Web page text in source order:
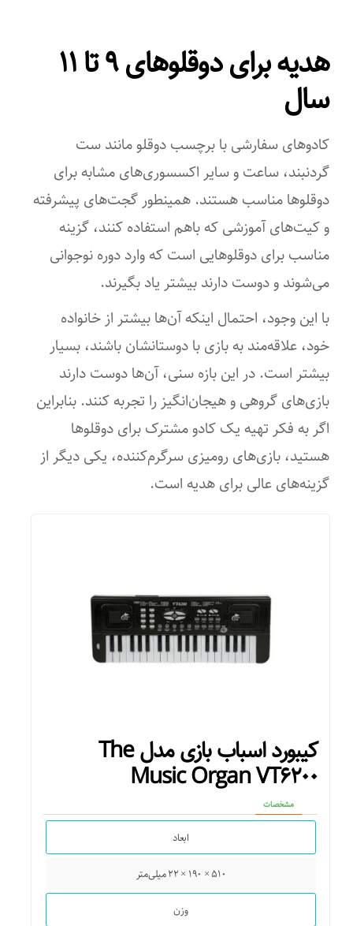
هدیه برای دوقلوهای ۹ تا ۱۱
سال
کادوهای سفارشی با برچسب دوقلو مانند ست
گردنبند، ساعت و سایر اکسسوری‌های مشابه برای
دوقلوها مناسب هستند. همینطور گجت‌های پیشرفته
و کیت‌های آموزشی که باهم استفاده کنند، گزینه
مناسب برای دوقلوهایی است که وارد دوره نوجوانی
می‌شوند و دوست دارند بیشتر یاد بگیرند.
با این وجود، احتمال اینکه آن‌ها بیشتر از خانواده
خود، علاقه‌مند به بازی با دوستانشان باشند، بسیار
بیشتر است. در این بازه سنی، آن‌ها دوست دارند
بازی‌های گروهی و هیجان‌انگیز را تجربه کنند. بنابراین
اگر به فکر تهیه یک کادو مشترک برای دوقلوها
هستید، بازی‌های رومیزی سرگرم‌کننده، یکی دیگر از
گزینه‌های عالی برای هدیه است.
کیبورد اسباب بازی مدل The
Music Organ VT۶۲۰۰
مشخصات
ابعاد
۵۱۰ × ۱۹۰ × ۲۲ میلی‌متر
وزن